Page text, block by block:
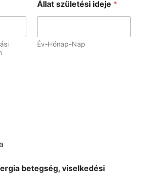
Állat születési ideje *
Év-Hónap-Nap
betegség, viselkedési